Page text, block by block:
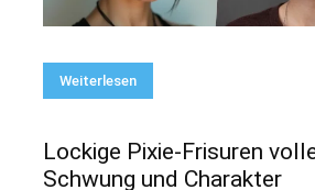
Weiterlesen
Lockige Pixie-Frisuren
Schwung und Charakter